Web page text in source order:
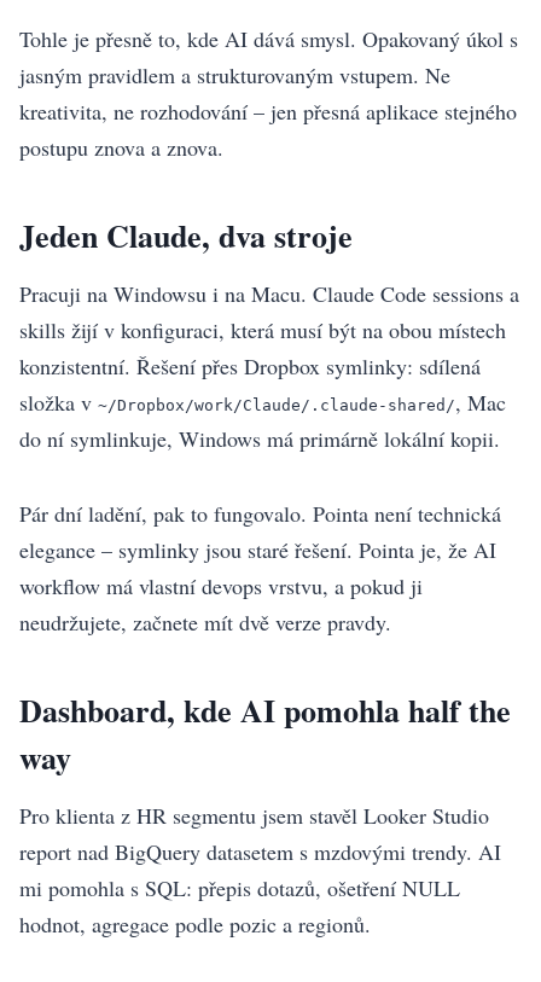
Tohle je přesně to, kde AI dává smysl. Opakovaný úkol s
jasným pravidlem a strukturovaným vstupem. Ne
kreativita, ne rozhodování – jen přesná aplikace stejného
postupu znova a znova.
Jeden Claude, dva stroje
Pracuji na Windowsu i na Macu. Claude Code sessions a
skills žijí v konfiguraci, která musí být na obou místech
konzistentní. Řešení přes Dropbox symlinky: sdílená
složka v ~/Dropbox/work/Claude/.claude-shared/, Mac
do ní symlinkuje, Windows má primárně lokální kopii.
Pár dní ladění, pak to fungovalo. Pointa není technická
elegance – symlinky jsou staré řešení. Pointa je, že AI
workflow má vlastní devops vrstvu, a pokud ji
neudržujete, začnete mít dvě verze pravdy.
Dashboard, kde AI pomohla half the
way
Pro klienta z HR segmentu jsem stavěl Looker Studio
report nad BigQuery datasetem s mzdovými trendy. AI
mi pomohla s SQL: přepis dotazů, ošetření NULL
hodnot, agregace podle pozic a regionů.